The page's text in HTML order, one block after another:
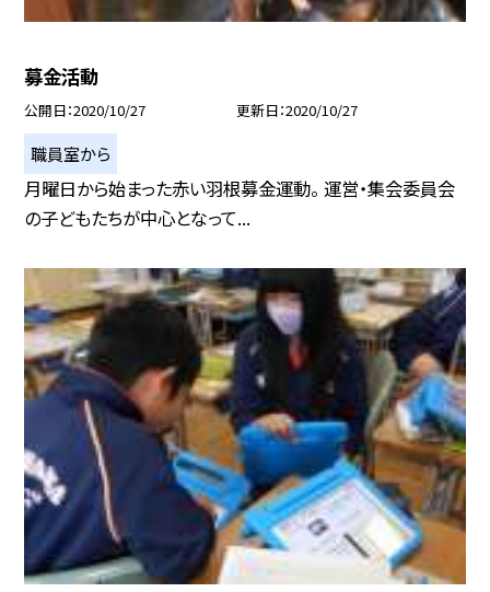
募金活動
公開日 2020/10/27 更新日 2020/10/27
職員室から
月曜日から始まった赤い羽根募金運動。 運営・集会委員会
の子どもたちが中心となって...